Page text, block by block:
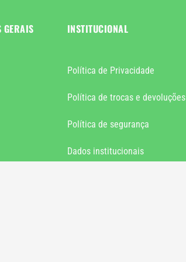
GERAIS INSTITUCIONAL
Política de Privacidade
Política de trocas e devoluções
Política de segurança
Dados institucionais